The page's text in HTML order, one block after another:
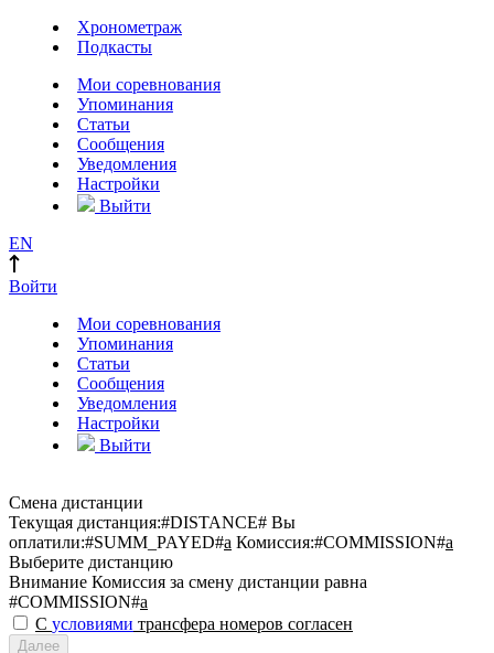
Хронометраж
Подкасты
Мои соревнования
Упоминания
Статьи
Сообщения
Уведомления
Настройки
Выйти
EN
Войти
Мои соревнования
Упоминания
Статьи
Сообщения
Уведомления
Настройки
Выйти
Смена дистанции
Текущая дистанция:#DISTANCE# Вы
оплатили:#SUMM_PAYED#a Комиссия:#COMMISSION#a
Выберите дистанцию
Внимание Комиссия за смену дистанции равна
#COMMISSION#a
С условиями трансфера номеров согласен
Далее